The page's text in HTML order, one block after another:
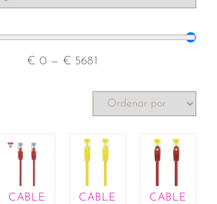
sobremesas vegetais
óleos, vinagres e condimentos
frutos secos e desidratados
e caldos
€ 0 — € 5681
CABLE
CABLE
CABLE